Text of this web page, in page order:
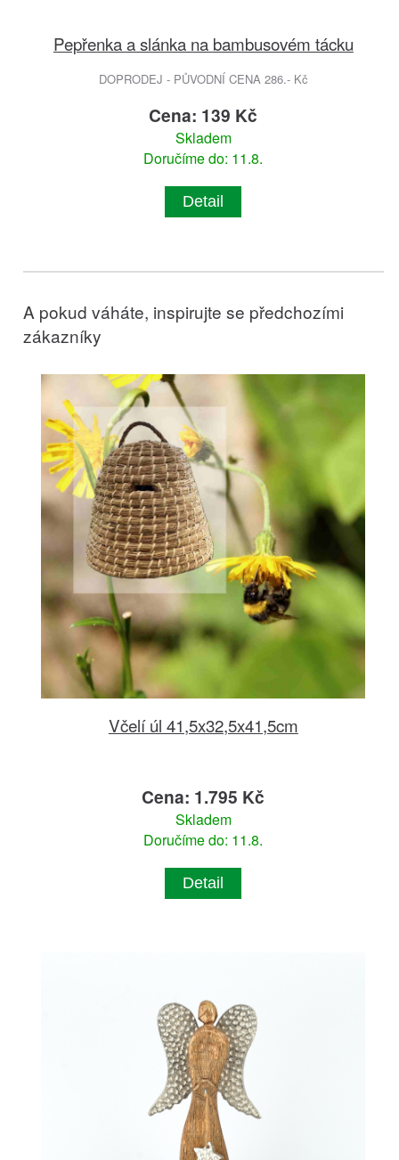
Pepřenka a slánka na bambusovém tácku
DOPRODEJ - PŮVODNÍ CENA 286.- Kč
Cena: 139 Kč
Skladem
Doručíme do: 11.8.
Detail
A pokud váháte, inspirujte se předchozími
zákazníky
Včelí úl 41,5x32,5x41,5cm
Cena: 1.795 Kč
Skladem
Doručíme do: 11.8.
Detail